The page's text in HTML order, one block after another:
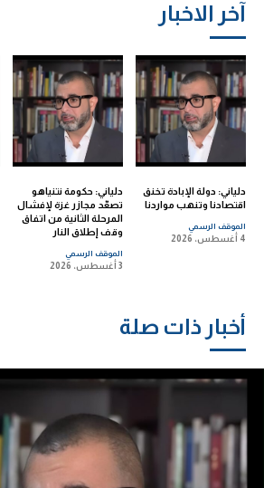
آخر الاخبار
دلياني: دولة الإبادة تخنق
اقتصادنا وتنهب مواردنا
الموقف الرسمي
4 أغسطس، 2026
دلياني: حكومة نتنياهو
تصعّد مجازر غزة لإفشال
المرحلة الثانية من اتفاق
وقف إطلاق النار
الموقف الرسمي
3 أغسطس، 2026
أخبار ذات صلة